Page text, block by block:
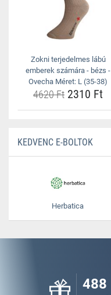
Zokni terjedelmes lábú
emberek számára - bézs -
Ovecha Méret: L (35-38)
4620 Ft 2310 Ft
KEDVENC E-BOLTOK
Herbatica
488